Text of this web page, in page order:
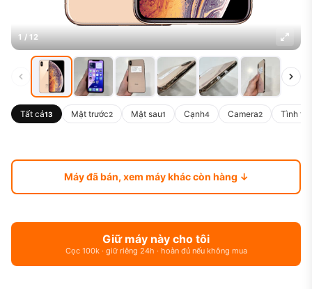
1 / 12
Tất cả13 Mặt trước2 Mặt sau1 Cạnh4 Camera2 Tình
Máy đã bán, xem máy khác còn hàng ↓
Giữ máy này cho tôi
Cọc 100k · giữ riêng 24h · hoàn đủ nếu không mua